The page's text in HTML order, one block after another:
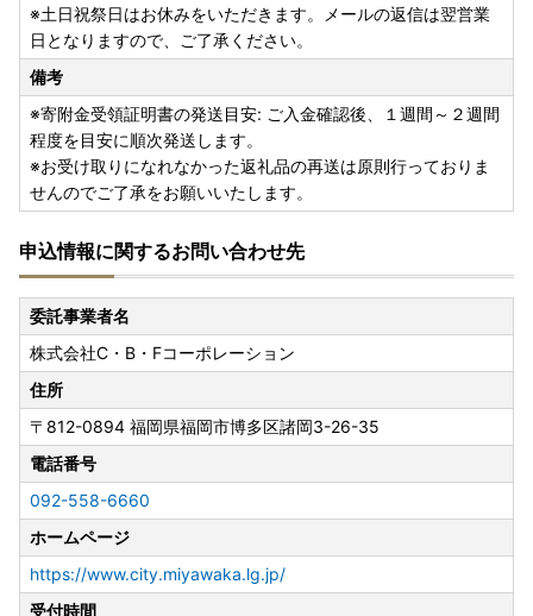
※土日祝祭日はお休みをいただきます。メールの返信は翌営業
日となりますので、ご了承ください。
備考
※寄附金受領証明書の発送目安: ご入金確認後、１週間～２週間
程度を目安に順次発送します。
※お受け取りになれなかった返礼品の再送は原則行っておりま
せんのでご了承をお願いいたします。
申込情報に関するお問い合わせ先
委託事業者名
株式会社C・B・Fコーポレーション
住所
〒812-0894 福岡県福岡市博多区諸岡3-26-35
電話番号
092-558-6660
ホームページ
https://www.city.miyawaka.lg.jp/
受付時間